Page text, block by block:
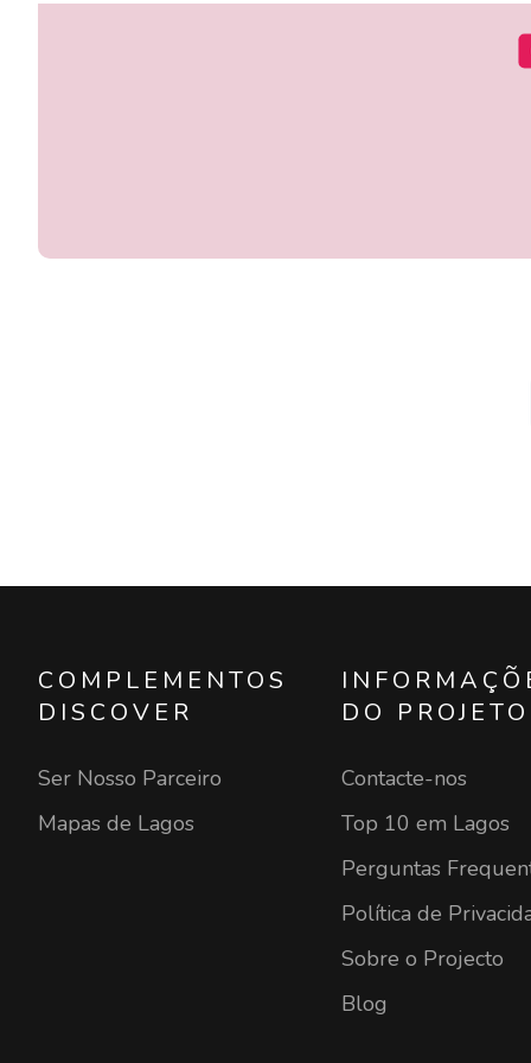
COMPLEMENTOS
DISCOVER
Ser Nosso Parceiro
Mapas de Lagos
DO PROJETO
Contacte-nos
Top 10 em Lagos
Perguntas
Política de
Sobre o Projecto
Blog